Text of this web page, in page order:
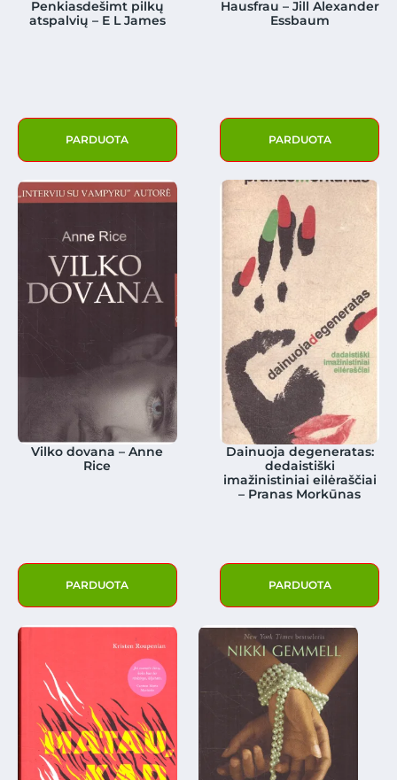
Penkiasdešimt pilkų
atspalvių – E L James
PARDUOTA
Hausfrau – Jill Alexander
Essbaum
PARDUOTA
Vilko dovana – Anne
Rice
PARDUOTA
Dainuoja degeneratas:
dedaistiški
imažinistiniai eilėraščiai
– Pranas Morkūnas
PARDUOTA